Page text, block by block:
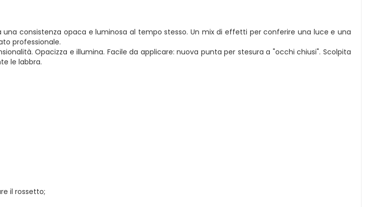
consistenza opaca e luminosa al tempo stesso. Un mix di effetti per conferire una luce e una
professionale.
Opacizza e illumina. Facile da applicare: nuova punta per stesura a "occhi chiusi". Scolpita
le labbra.
il rossetto;